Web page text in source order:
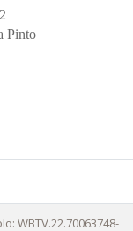
Pinto
WBTV.22.70063748-